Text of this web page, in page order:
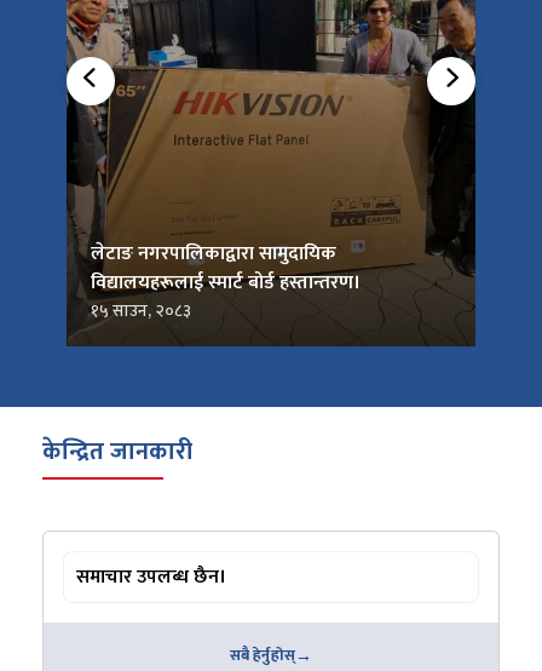
लेटाङ नगरपालिकाद्वारा सामुदायिक
विद्यालयहरूलाई स्मार्ट बोर्ड हस्तान्तरण।
१५ साउन, २०८३
केन्द्रित जानकारी
समाचार उपलब्ध छैन।
सबै हेर्नुहोस्